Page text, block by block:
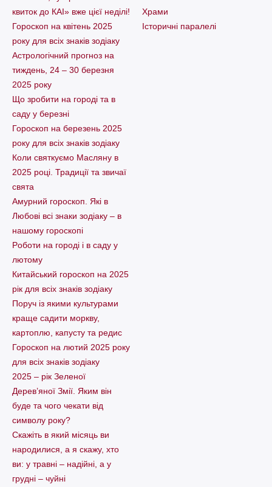
квиток до КАІ» вже цієї неділі!
Гороскоп на квітень 2025
року для всіх знаків зодіаку
Астрологічний прогноз на
тиждень, 24 – 30 березня
2025 року
Що зробити на городі та в
саду у березні
Гороскоп на березень 2025
року для всіх знаків зодіаку
Коли святкуємо Масляну в
2025 році. Традиції та звичаї
свята
Амурний гороскоп. Які в
Любові всі знаки зодіаку – в
нашому гороскопі
Pоботи на городі і в саду у
лютому
Китайський гороскоп на 2025
рік для всіх знаків зодіаку
Поруч із якими культурами
краще садити моркву,
картоплю, капусту та редис
Гороскоп на лютий 2025 року
для всіх знаків зодіаку
2025 – рік Зеленої
Дерев’яної Змії. Яким він
буде та чого чекати від
символу року?
Скажіть в який місяць ви
народилися, а я скажу, хто
ви: у травні – надійні, а у
грудні – чуйні
Храми
Історичні паралелі